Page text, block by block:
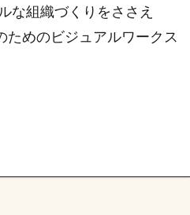
な組織づくりをささえ
ためのビジュアルワークス